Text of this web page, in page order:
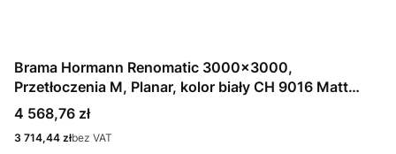
Brama Hormann Renomatic 3000x3000,
Przetłoczenia M, Planar, kolor biały CH 9016 Matt
deluxe + Prowadzenie N
Cena
4 568,76 zł
Cena
3 714,44 złbez VAT